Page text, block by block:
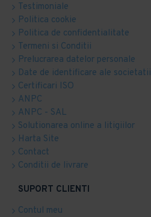
Testimoniale
Politica cookie
Politica de confidentialitate
Termeni si Conditii
Prelucrarea datelor personale
Date de identificare ale societatii
Certificari ISO
ANPC
ANPC - SAL
Solutionarea online a litigiilor
Harta Site
Contact
Conditii de livrare
SUPORT CLIENTI
Contul meu